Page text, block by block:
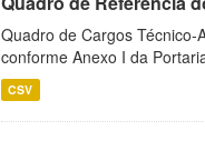
Quadro de Cargos Técnico-
conforme Anexo I da
CSV